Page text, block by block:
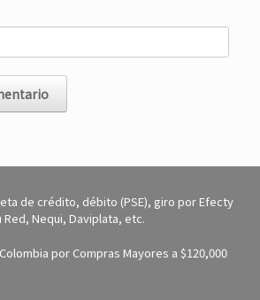
de crédito, débito (PSE), giro por Efecty
Red, Nequi, Daviplata, etc.
por Compras Mayores a $120,000